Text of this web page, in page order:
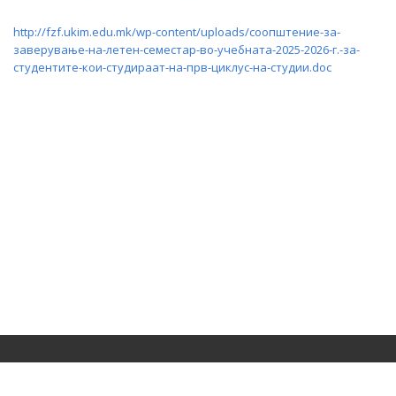
http://fzf.ukim.edu.mk/wp-content/uploads/соопштение-за-
заверување-на-летен-семестар-во-учебната-2025-2026-г.-за-
студентите-кои-студираат-на-прв-циклус-на-студии.doc